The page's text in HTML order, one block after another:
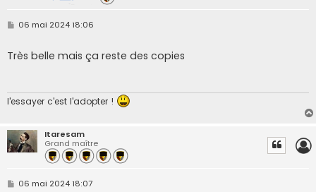
M
s
a
06 mai 2024 18:06
Très belle mais ça reste des copies
l'essayer c'est l'adopter !
Itaresam
Grand maître
M
06 mai 2024 18:07